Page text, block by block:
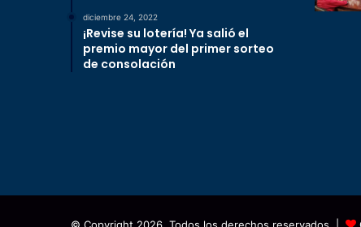
diciembre 24, 2022
¡Revise su lotería! Ya salió el
premio mayor del primer sorteo
de consolación